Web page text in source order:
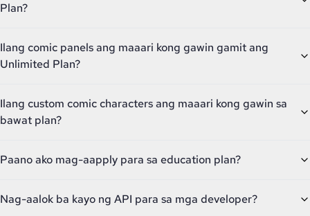
Plan?
Ilang comic panels ang maaari kong gawin gamit ang
Unlimited Plan?
Ilang custom comic characters ang maaari kong gawin sa
bawat plan?
Paano ako mag-aapply para sa education plan?
Nag-aalok ba kayo ng API para sa mga developer?